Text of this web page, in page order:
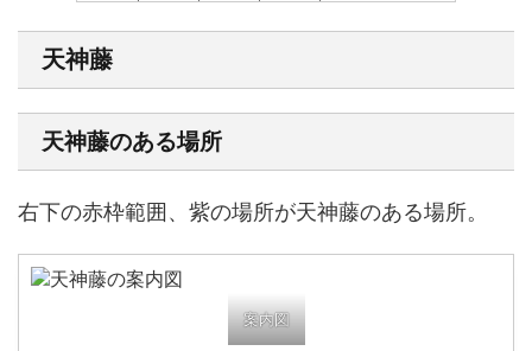
天神藤
天神藤のある場所
右下の赤枠範囲、紫の場所が天神藤のある場所。
案内図